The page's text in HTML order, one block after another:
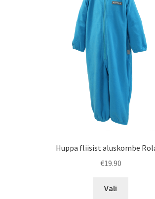
teha
Huppa fliisist aluskombe
€19.90
Vali